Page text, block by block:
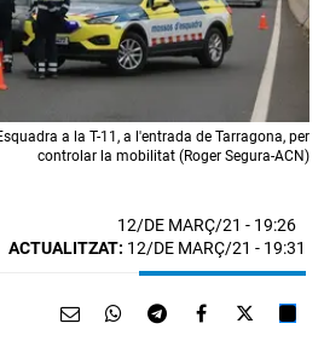
a la T-11, a l'entrada de Tarragona, per
controlar la mobilitat (Roger Segura-ACN)
12/DE MARÇ/21 - 19:26
ACTUALITZAT: 12/DE MARÇ/21 - 19:31